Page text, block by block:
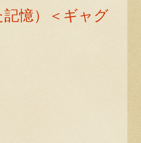
憶）＜ギャグ